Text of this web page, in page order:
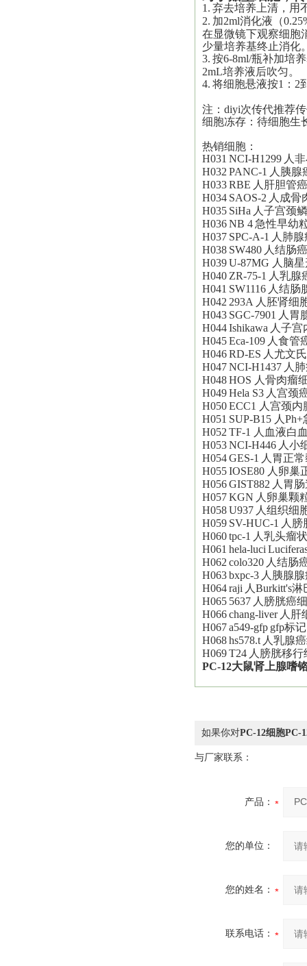
1. 弃去培养上清，用
2. 加2ml消化液（
在显微镜下观察细胞
少量培养基终止消化
3. 按6-8ml/瓶补加培
2mL培养液后吹匀。
4. 将细胞悬液按1：2
注： diyi次传代推荐
细胞冻存：待细胞生
热销细胞：
H031 NCI-H1299 人
H032 PANC-1 人胰
H033RBE 人肝胆管
H034 SAOS-2 人成骨
H035 SiHa 人子宫颈
H036NB 4 急性早幼
H037 SPC-A-1 人肺
H038 SW480 人结肠
H039U-87MG 人脑
H040 ZR-75-1 人乳腺
H041 SW1116 人结肠
H042 293A 人胚肾细
H043 SGC-7901 人胃
H044Ishikawa 人子
H045Eca-109 人食管
H046RD-ES 人尤文
H047NCI-H1437 人
H048HOS 人骨肉瘤
H049Hela S3 人宫颈
H050ECC1
人宫颈
H051 SUP-B15 人
H052 TF-1
人血液白
H053NCI-H446 人小
H054GES-1 人胃正
H055IOSE80 人卵巢
H056GIST882 人胃
H057KGN 人卵巢颗
H058U937 人组织细
H059 SV-HUC-1 人
H060tpc-1 人乳头瘤
H061 hela-luci
H062 colo320 人结肠
H063bxpc-3 人胰腺
H064raji 人Burkitt's
H065 5637 人膀胱癌
H066chang-liver 人肝
H067a549-gfp gfp标
H068hs578.t 人乳腺
H069T24 人膀胱移
PC-12大鼠肾上腺嗜
如果你对PC-12细胞PC-
与厂家联系：
产品：
您的单位：
您的姓名：
联系电话：